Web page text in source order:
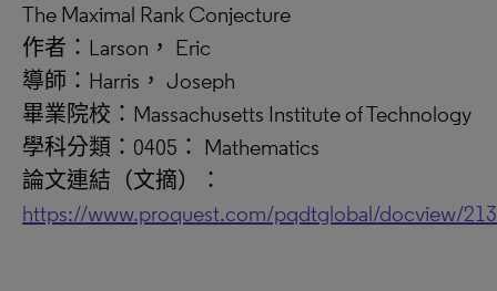
The Maximal Rank Conjecture
作者：Larson， Eric
導師：Harris， Joseph
畢業院校：Massachusetts Institute of Technology
學科分類：0405： Mathematics
論文連結（文摘）：
https://www.proquest.com/pqdtglobal/docview/